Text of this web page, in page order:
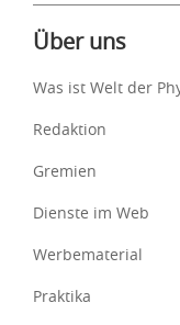
Über uns
Was ist Welt der
Redaktion
Gremien
Dienste im Web
Werbematerial
Praktika